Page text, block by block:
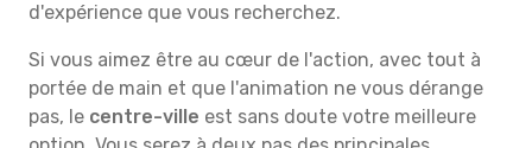
d'expérience que vous recherchez.
Si vous aimez être au cœur de l'action, avec tout à
portée de main et que l'animation ne vous dérange
pas, le centre-ville est sans doute votre meilleure